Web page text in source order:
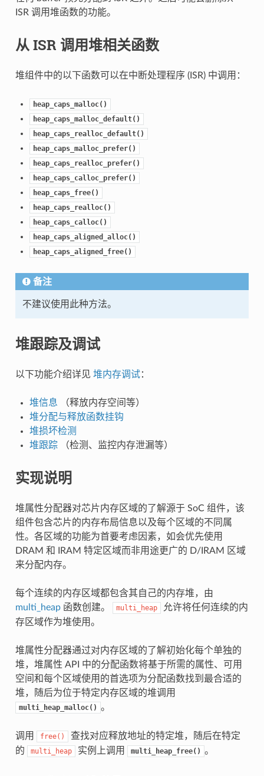
ISR 调用堆函数的功能。
从 ISR 调用堆相关函数
堆组件中的以下函数可以在中断处理程序 (ISR) 中调用：
heap_caps_malloc()
heap_caps_malloc_default()
heap_caps_realloc_default()
heap_caps_malloc_prefer()
heap_caps_realloc_prefer()
heap_caps_calloc_prefer()
heap_caps_free()
heap_caps_realloc()
heap_caps_calloc()
heap_caps_aligned_alloc()
heap_caps_aligned_free()
备注
不建议使用此种方法。
堆跟踪及调试
以下功能介绍详见 堆内存调试：
堆信息 （释放内存空间等）
堆分配与释放函数挂钩
堆损坏检测
堆跟踪（检测、监控内存泄漏等）
实现说明
堆属性分配器对芯片内存区域的了解源于 SoC 组件，该
组件包含芯片的内存布局信息以及每个区域的不同属
性。各区域的功能为首要考虑因素，如会优先使用
DRAM 和 IRAM 特定区域而非用途更广的 D/IRAM 区域
来分配内存。
每个连续的内存区域都包含其自己的内存堆，由
multi_heap函数创建。 multi_heap
允许将任何连续的内
存区域作为堆使用。
堆属性分配器通过对内存区域的了解初始化每个单独的
堆，堆属性 API 中的分配函数将基于所需的属性、可用
空间和每个区域使用的首选项为分配函数找到最合适的
堆，随后为位于特定内存区域的堆调用
multi_heap_malloc() 。
调用 free()
查找对应释放地址的特定堆，随后在特定
的
multi_heap 实例上调用 multi_heap_free() 。